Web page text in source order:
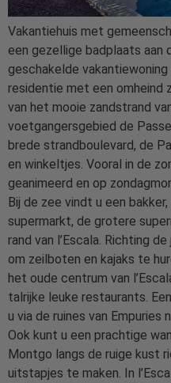
Vakantiehuis met
een gezellige badplaats aan
geschakelde
residentie met een omheind
van het mooie zandstrand
voetgangersgebied de
brede strandboulevard, de
en winkeltjes. Vooral in de
geanimeerd en op
Bij de zee vindt u een
supermarkt, de grotere
rand van l’Escala. Richting
om zeilboten en kajaks te
het oude centrum van
talrijke leuke restaurants.
u via de ruines van Empuries
Ook kunt u een prachtige
Montgo langs de ruige kust
uitstapjes te maken. In